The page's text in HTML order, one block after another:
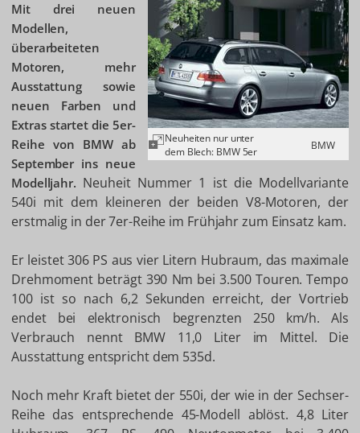
Neuheiten nur unter
dem Blech: BMW 5er
BMW
Mit drei neuen
Modellen,
überarbeiteten
Motoren, mehr
Ausstattung sowie
neuen Farben und
Extras startet die 5er-
Reihe von BMW ab
September ins neue
Modelljahr. Neuheit Nummer 1 ist die Modellvariante
540i mit dem kleineren der beiden V8-Motoren, der
erstmalig in der 7er-Reihe im Frühjahr zum Einsatz kam.
Er leistet 306 PS aus vier Litern Hubraum, das maximale
Drehmoment beträgt 390 Nm bei 3.500 Touren. Tempo
100 ist so nach 6,2 Sekunden erreicht, der Vortrieb
endet bei elektronisch begrenzten 250 km/h. Als
Verbrauch nennt BMW 11,0 Liter im Mittel. Die
Ausstattung entspricht dem 535d.
Noch mehr Kraft bietet der 550i, der wie in der Sechser-
Reihe das entsprechende 45-Modell ablöst. 4,8 Liter